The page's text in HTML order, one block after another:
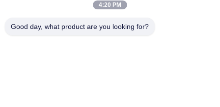
4:20 PM
Good day, what product are you looking for?